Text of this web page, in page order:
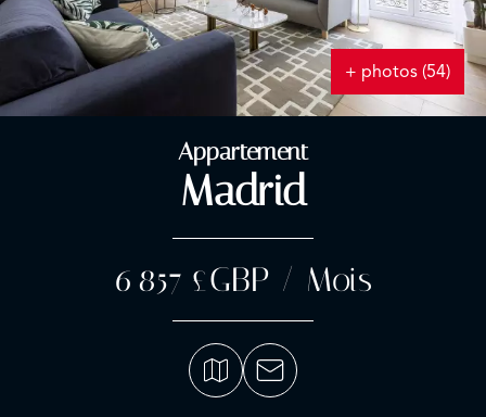
+ photos (54)
Appartement
Madrid
6 857 £GBP / Mois